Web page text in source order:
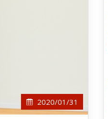
2020/01/31